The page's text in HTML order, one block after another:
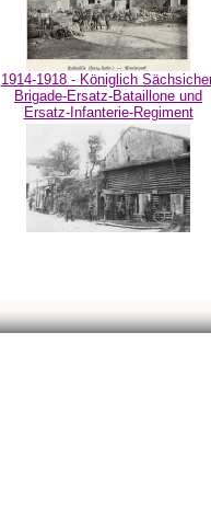
1914-1918 - Königlich
Brigade-Ersatz-Bataillone und
Ersatz-Infanterie-Regiment